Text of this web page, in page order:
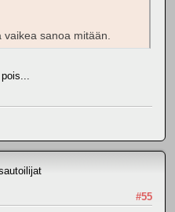
sanoa mitään.
#55